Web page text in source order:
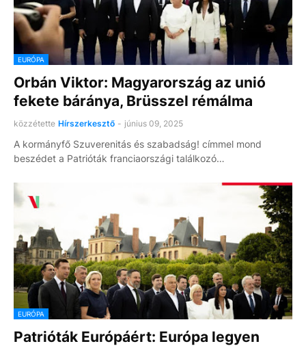
EURÓPA
Orbán Viktor: Magyarország az unió
fekete báránya, Brüsszel rémálma
közzétette Hírszerkesztő - június 09, 2025
A kormányfő Szuverenitás és szabadság! címmel mond
beszédet a Patrióták franciaországi találkozó…
EURÓPA
Patrióták Európáért: Európa legyen